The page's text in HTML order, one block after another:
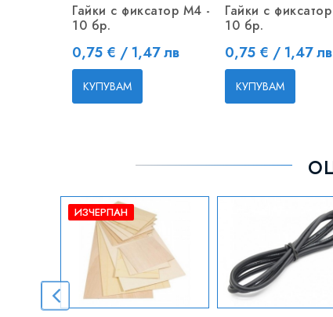
Гайки с фиксатор M4 -
10 бр.
Цена
0,75 € / 1,47 лв
КУПУВАМ
Гайки с
10 бр.
Цена
0,75 € / 1,47 лв
КУПУВАМ
ИЗЧЕРПАН